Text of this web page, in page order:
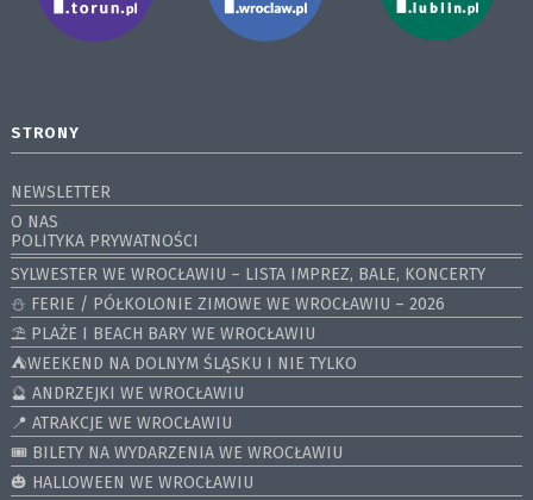
STRONY
NEWSLETTER
O NAS
POLITYKA PRYWATNOŚCI
SYLWESTER WE WROCŁAWIU – LISTA IMPREZ, BALE, KONCERTY
⛄️ FERIE / PÓŁKOLONIE ZIMOWE WE WROCŁAWIU – 2026
⛱️ PLAŻE I BEACH BARY WE WROCŁAWIU
⛺️WEEKEND NA DOLNYM ŚLĄSKU I NIE TYLKO
🔮 ANDRZEJKI WE WROCŁAWIU
📍 ATRAKCJE WE WROCŁAWIU
🎟️ BILETY NA WYDARZENIA WE WROCŁAWIU
🎃 HALLOWEEN WE WROCŁAWIU